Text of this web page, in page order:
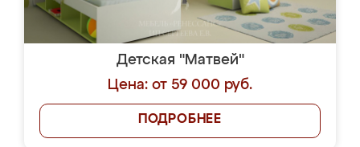
Детская "Матвей"
Цена: от 59 000 руб.
ПОДРОБНЕЕ